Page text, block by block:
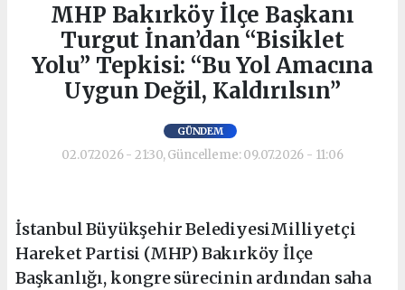
MHP Bakırköy İlçe Başkanı
Turgut İnan’dan “Bisiklet
Yolu” Tepkisi: “Bu Yol Amacına
Uygun Değil, Kaldırılsın”
GÜNDEM
02.07.2026 - 21:30, Güncelleme: 09.07.2026 - 11:06
İstanbul Büyükşehir BelediyesiMilliyetçi
Hareket Partisi (MHP) Bakırköy İlçe
Başkanlığı, kongre sürecinin ardından saha